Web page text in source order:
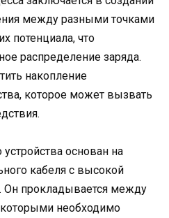
между разными точками
потенциала, что
распределение заряда.
накопление
которое может вызвать
устройства основан на
кабеля с высокой
Он прокладывается между
необходимо